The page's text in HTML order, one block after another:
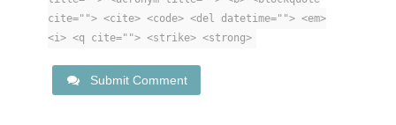
cite=""> <cite> <code> <del datetime=""> <em>
<i> <q cite=""> <strike> <strong>
Submit Comment